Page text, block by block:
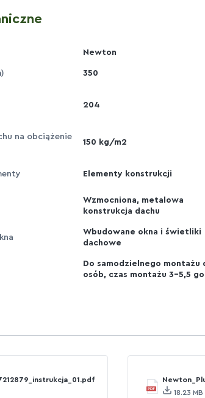
Newton
350
204
na obciążenie
150 kg/m2
Elementy konstrukcji
Wzmocniona, metalowa
konstrukcja dachu
Wbudowane okna i świetliki
dachowe
Do samodzielnego montażu
osób, czas montażu 3-5,5
18.23 MB